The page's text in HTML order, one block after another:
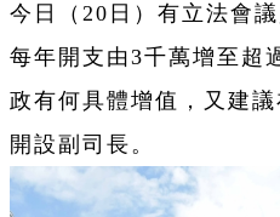
今日（20日）有立法會
每年開支由3千萬增至超
政有何具體增值，又建
開設副司長。